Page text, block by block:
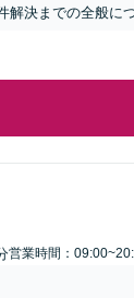
決までの全般に
営業時間：